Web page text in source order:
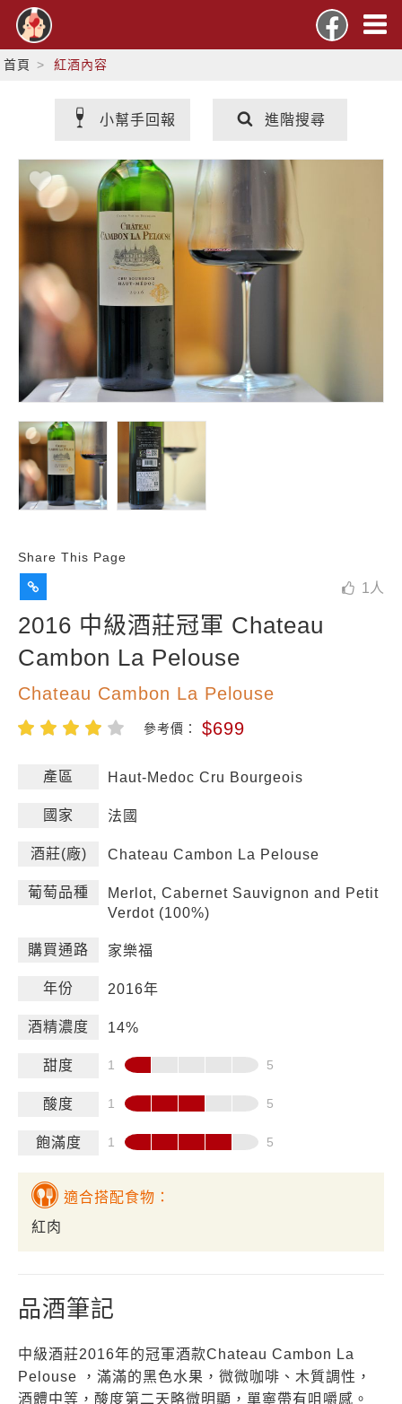
首頁 紅酒內容
小幫手回報 進階搜尋
Share This Page
1 人
2016 中級酒莊冠軍 Chateau
Cambon La Pelouse
Chateau Cambon La Pelouse
參考價： $699
產區 Haut-Medoc Cru Bourgeois
國家 法國
酒莊(廠) Chateau Cambon La Pelouse
葡萄品種
Merlot, Cabernet Sauvignon and Petit
Verdot (100%)
購買通路 家樂福
年份 2016年
酒精濃度 14%
甜度
酸度
飽滿度
適合搭配食物：
紅肉
品酒筆記
中級酒莊2016年的冠軍酒款Chateau Cambon La
Pelouse ，滿滿的黑色水果，微微咖啡、木質調性，
酒體中等，酸度第二天略微明顯，單寧帶有咀嚼感。